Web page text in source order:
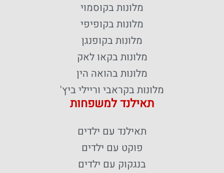
מלונות בקוסמוי
מלונות בקופיפי
מלונות בקופנגן
מלונות בקאו לאק
מלונות בהואה הין
מלונות בקראבי וריילי ביץ'
תאילנד למשפחות
תאילנד עם ילדים
פוקט עם ילדים
בנגקוק עם ילדים